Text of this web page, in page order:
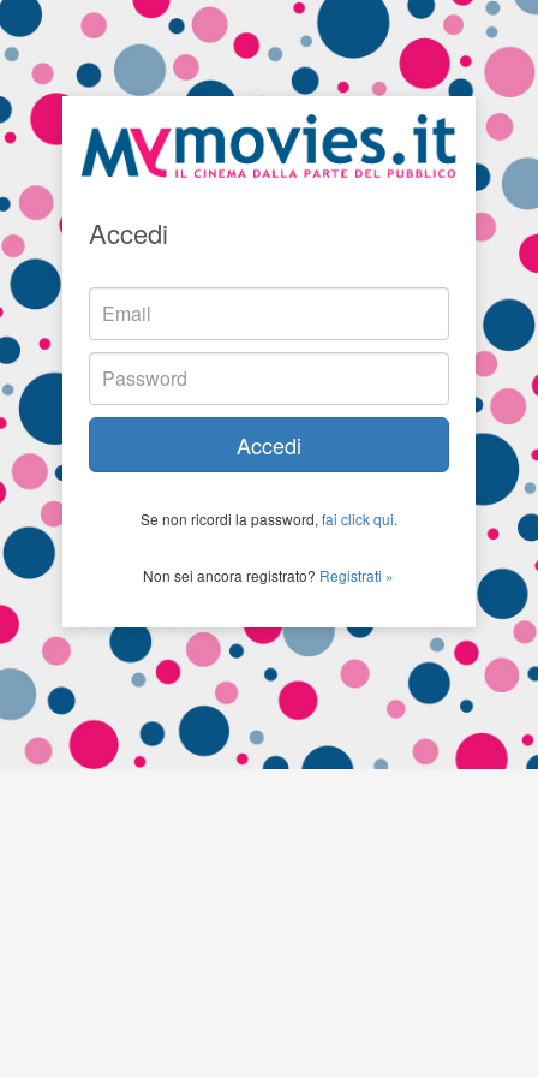
Accedi
Accedi
Se non ricordi la password, fai click qui.
Non sei ancora registrato? Registrati »